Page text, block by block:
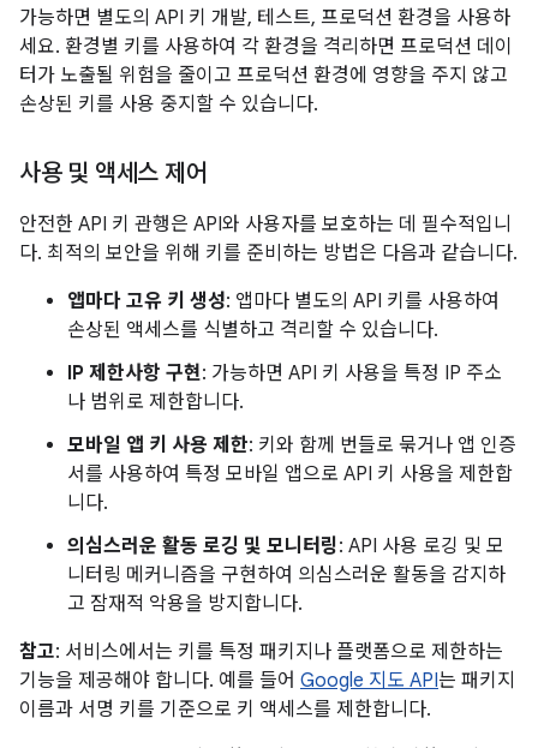
가능하면 별도의 API 키 개발, 테스트, 프로덕션 환경을 사용하
세요. 환경별 키를 사용하여 각 환경을 격리하면 프로덕션 데이
터가 노출될 위험을 줄이고 프로덕션 환경에 영향을 주지 않고
손상된 키를 사용 중지할 수 있습니다.
사용 및 액세스 제어
안전한 API 키 관행은 API와 사용자를 보호하는 데 필수적입니
다. 최적의 보안을 위해 키를 준비하는 방법은 다음과 같습니다.
앱마다 고유 키 생성: 앱마다 별도의 API 키를 사용하여
손상된 액세스를 식별하고 격리할 수 있습니다.
IP 제한사항 구현: 가능하면 API 키 사용을 특정 IP 주소
나 범위로 제한합니다.
모바일 앱 키 사용 제한: 키와 함께 번들로 묶거나 앱 인증
서를 사용하여 특정 모바일 앱으로 API 키 사용을 제한합
니다.
의심스러운 활동 로깅 및 모니터링: API 사용 로깅 및 모
니터링 메커니즘을 구현하여 의심스러운 활동을 감지하
고 잠재적 악용을 방지합니다.
참고: 서비스에서는 키를 특정 패키지나 플랫폼으로 제한하는
기능을 제공해야 합니다. 예를 들어 Google 지도 API는 패키지
이름과 서명 키를 기준으로 키 액세스를 제한합니다.